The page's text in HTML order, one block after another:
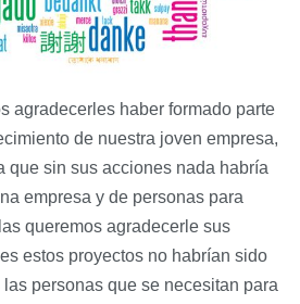
agradecerles haber formado parte
de nuestra joven empresa,
que sin sus acciones nada habría
empresa y de personas para
queremos agradecerle sus
estos proyectos no habrían sido
personas que se necesitan para